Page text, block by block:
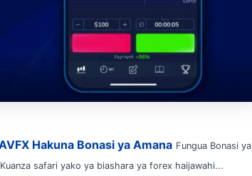
Hakuna Bonasi ya Amana Fungua Bonasi ya
safari yako ya biashara ya forex haijawahi...